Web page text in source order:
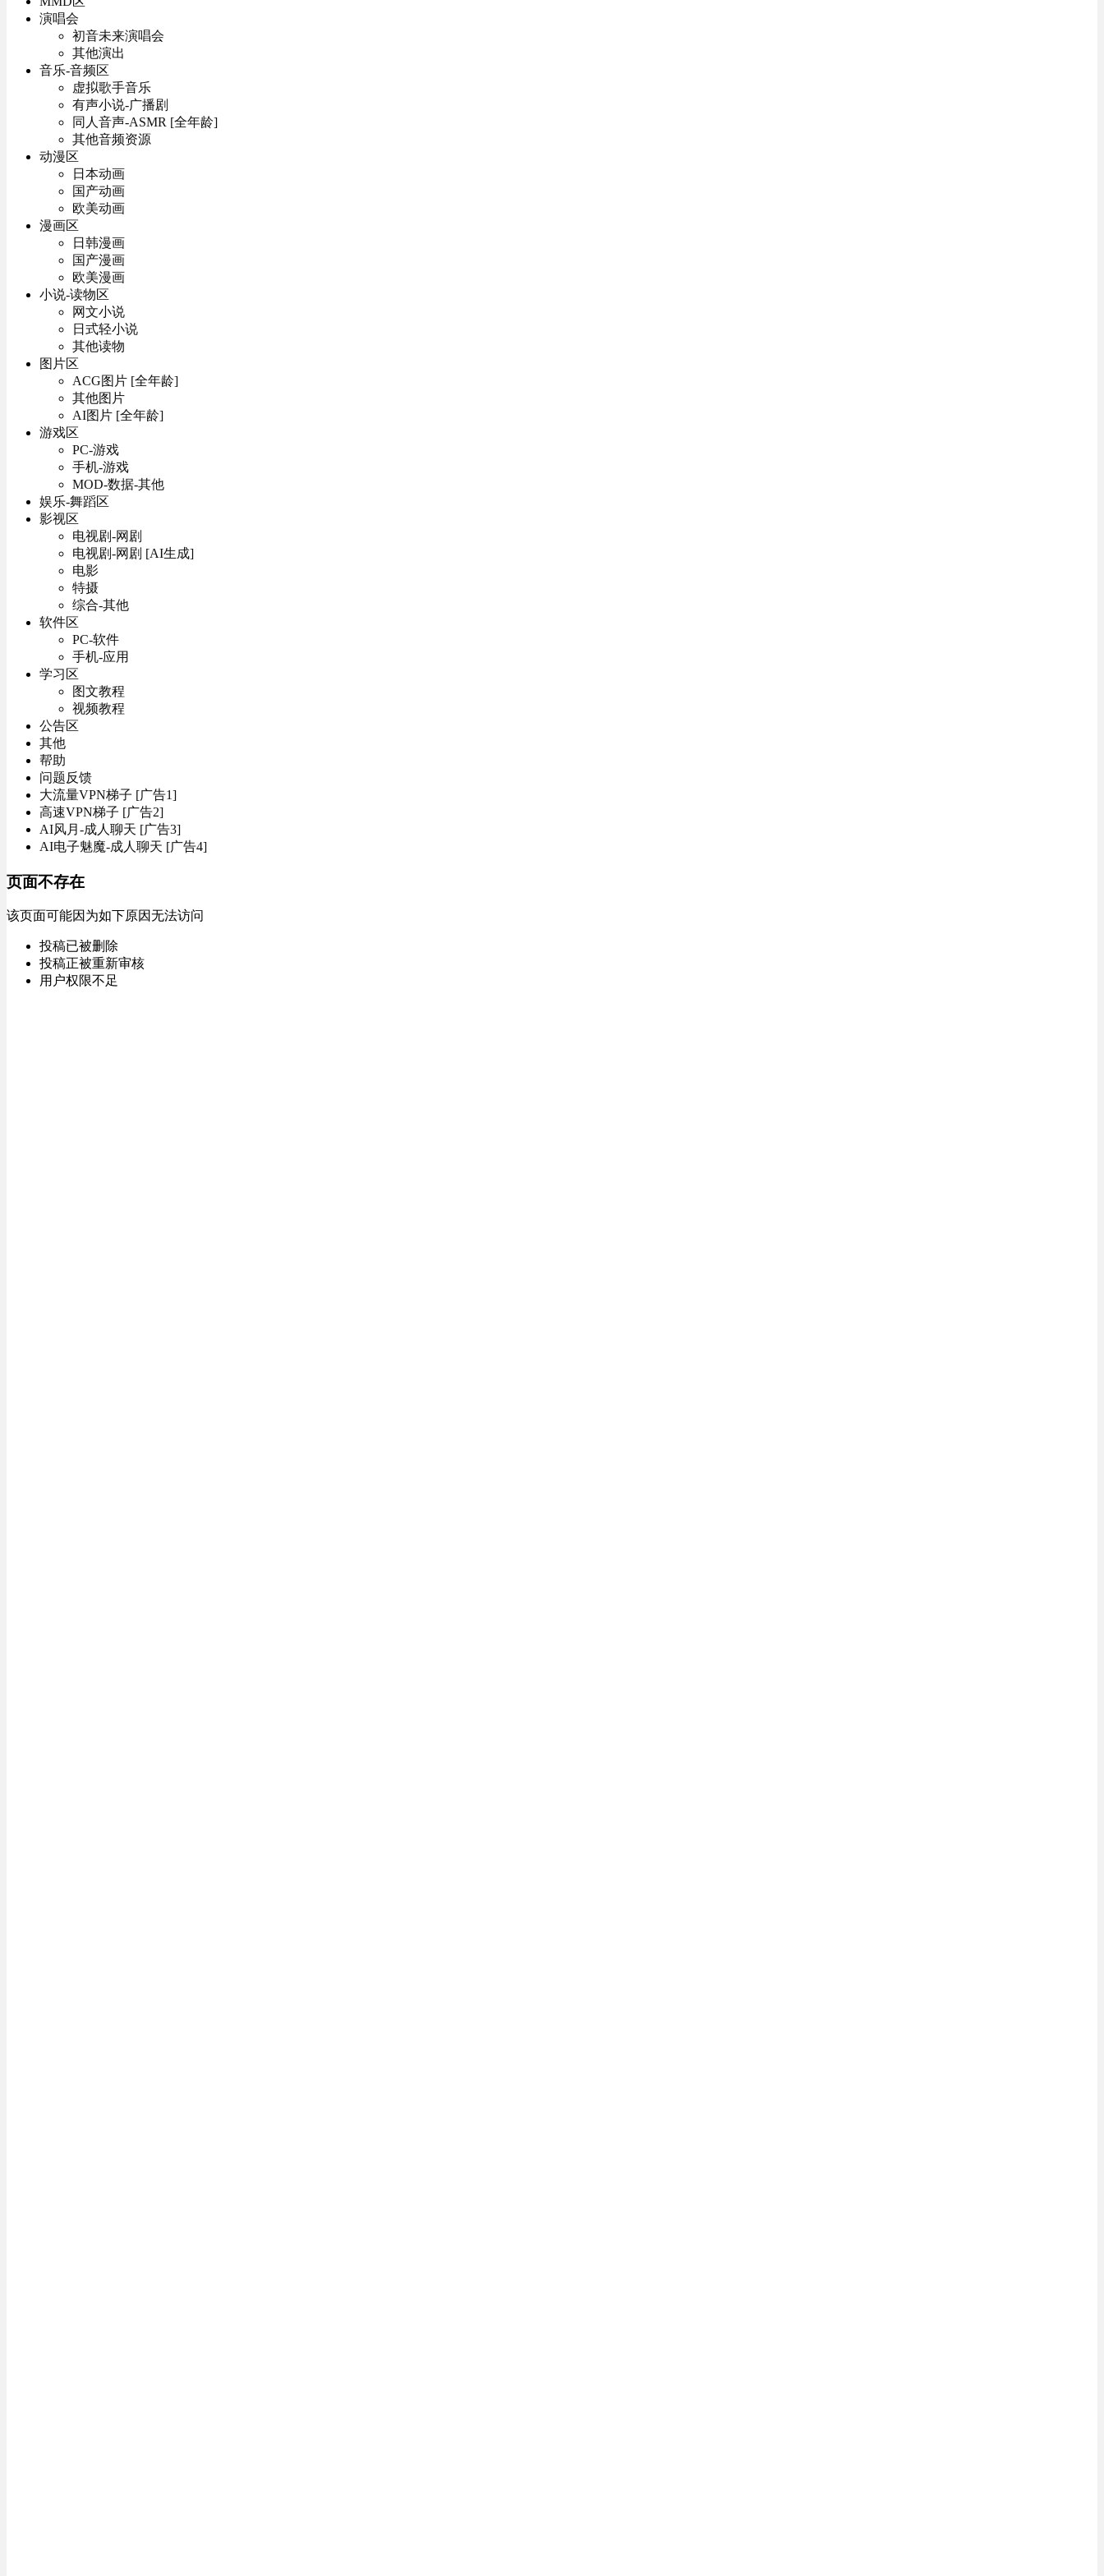
演唱会
初音未来演唱会
其他演出
音乐-音频区
虚拟歌手音乐
有声小说-广播剧
同人音声-ASMR [全年龄]
其他音频资源
动漫区
日本动画
国产动画
欧美动画
漫画区
日韩漫画
国产漫画
欧美漫画
小说-读物区
网文小说
日式轻小说
其他读物
图片区
ACG图片 [全年龄]
其他图片
AI图片 [全年龄]
游戏区
PC-游戏
手机-游戏
MOD-数据-其他
娱乐-舞蹈区
影视区
电视剧-网剧
电视剧-网剧 [AI生成]
电影
特摄
综合-其他
软件区
PC-软件
手机-应用
学习区
图文教程
视频教程
公告区
其他
帮助
问题反馈
大流量VPN梯子 [广告1]
高速VPN梯子 [广告2]
AI风月-成人聊天 [广告3]
AI电子魅魔-成人聊天 [广告4]
页面不存在
该页面可能因为如下原因无法访问
投稿已被删除
投稿正被重新审核
用户权限不足